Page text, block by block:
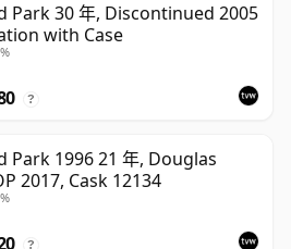
Park 30 年, Discontinued 2005
with Case
?
Park 1996 21 年, Douglas
2017, Cask 12134
?